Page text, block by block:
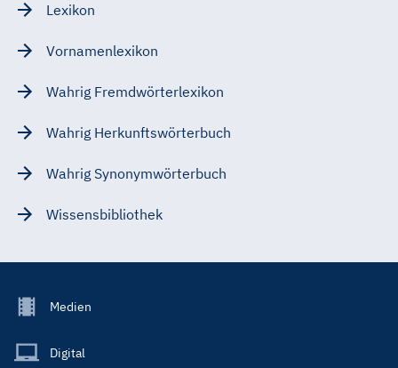
Lexikon
Vornamenlexikon
Wahrig Fremdwörterlexikon
Wahrig Herkunftswörterbuch
Wahrig Synonymwörterbuch
Wissensbibliothek
Footer
Main
Medien
Digital